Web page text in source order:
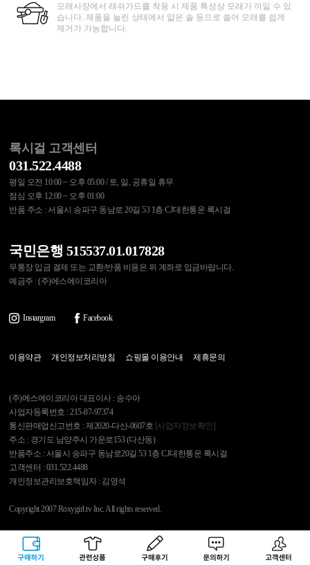
구매하기 관련상품 상품후기 문의하기 고객센터
모래사장에서 래쉬가드를 착용 시 제품 특성상 모래가 끼일 수 있
습니다. 제품을 늘린 상태에서 얇은 솔 등으로 쓸어 모래를 쉽게
제거가 가능합니다.
록시걸 고객센터
031.522.4488
평일 오전 10:00 ~ 오후 05:00 / 토, 일, 공휴일 휴무
점심 오후 12:00 ~ 오후 01:00
반품 주소 : 서울시 송파구 동남로 20길 53 1층 CJ대한통운 록시걸
국민은행 515537.01.017828
무통장 입금 결제 또는 교환/반품 비용은 위 계좌로 입금바랍니다.
예금주 : (주)에스에이코리아
Instargram Facebook
이용약관 개인정보처리방침 쇼핑몰 이용안내 제휴문의
(주)에스에이코리아 대표이사 : 송수아
사업자등록번호 : 215-87-97374
통신판매업신고번호 : 제2020-다산-0607호 [사업자정보확인]
주소 : 경기도 남양주시 가운로153 (다산동)
반품주소 : 서울시 송파구 동남로20길 53 1층 CJ대한통운 록시걸
고객센터 : 031.522.4488
개인정보관리보호책임자 : 김영석
Copyright 2007 Roxygirl.tv Inc. All rights reserved.
록시걸 PC Ver